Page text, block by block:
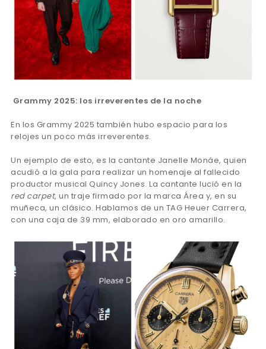
Grammy 2025: los irreverentes de la noche
En los Grammy 2025 también hubo espacio para los
relojes un poco más irreverentes.
Un ejemplo de esto, es la cantante Janelle Monáe, quien
acudió a la gala para realizar un homenaje al fallecido
productor musical Quincy Jones. La cantante lució en la
red carpet, un traje firmado por la marca Área y, en su
muñeca, un clásico. Hablamos de un TAG Heuer Carrera,
con una caja de 39 mm, elaborado en oro amarillo.